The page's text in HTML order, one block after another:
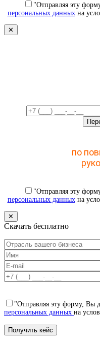
"Отправляя эту
персональных данныхна
✕
по
"Отправляя эту
персональных данныхна
✕
Скачать бесплатно
"Отправляя эту форму, Вы
персональных данных на